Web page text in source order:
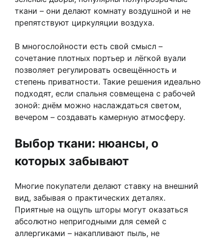
ткани – они делают комнату воздушной и не
препятствуют циркуляции воздуха.
В многослойности есть свой смысл –
сочетание плотных портьер и лёгкой вуали
позволяет регулировать освещённость и
степень приватности. Такие решения идеально
подходят, если спальня совмещена с рабочей
зоной: днём можно наслаждаться светом,
вечером – создавать камерную атмосферу.
Выбор ткани: нюансы, о
которых забывают
Многие покупатели делают ставку на внешний
вид, забывая о практических деталях.
Приятные на ощупь шторы могут оказаться
абсолютно непригодными для семей с
аллергиками – накапливают пыль, не